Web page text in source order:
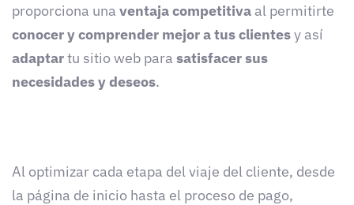
proporciona una ventaja competitiva al permitirte
conocer y comprender mejor a tus clientesy así
adaptartu sitio web para satisfacer sus
necesidades y deseos.
Al optimizar cada etapa del viaje del cliente, desde
la página de inicio hasta el proceso de pago,